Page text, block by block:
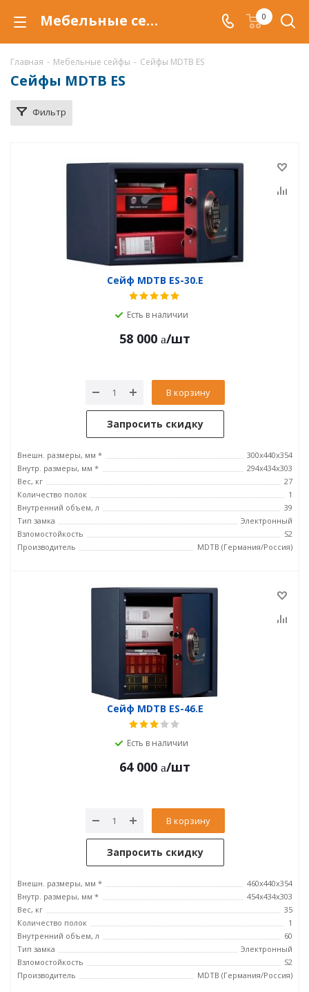
Мебельные сейфы MDTB ES в Тюмени, купить мебельные сейфы MDTB ES по низкой цене, доставка сейфов MDTB ES 0
Главная - Мебельные сейфы - Сейфы MDTB ES
Сейфы MDTB ES
Фильтр
Сейф MDTB ES-30.E
Есть в наличии
58 000 /шт
В корзину
Запросить скидку
Внешн. размеры, мм *
300x440x354
Внутр. размеры, мм *
294x434x303
Вес, кг
27
Количество полок
1
Внутренний объем, л
39
Тип замка
Электронный
Взломостойкость
S2
Производитель
MDTB (Германия/Россия)
Сейф MDTB ES-46.E
Есть в наличии
64 000 /шт
В корзину
Запросить скидку
Внешн. размеры, мм *
460x440x354
Внутр. размеры, мм *
454x434x303
Вес, кг
35
Количество полок
1
Внутренний объем, л
60
Тип замка
Электронный
Взломостойкость
S2
Производитель
MDTB (Германия/Россия)